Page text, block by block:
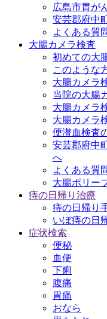
広島市胃が
安芸郡府中
よくある質
大腸カメラ検査
初めての大
このような
大腸カメラ
当院の大腸
大腸カメラ
大腸カメラ
便潜血検査
安芸郡府中
へ
よくある質
大腸ポリー
痔の日帰り治療
痔の日帰り
いぼ痔の日
症状検索
便秘
血便
下痢
腹痛
胃痛
おなら